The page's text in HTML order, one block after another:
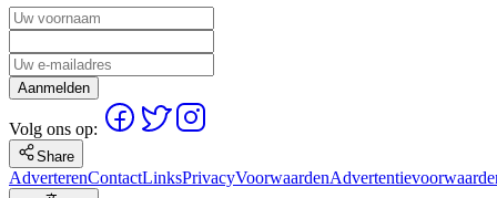
Aanmelden
Volg ons op:
Share
AdverterenContactLinksPrivacyVoorwaarden